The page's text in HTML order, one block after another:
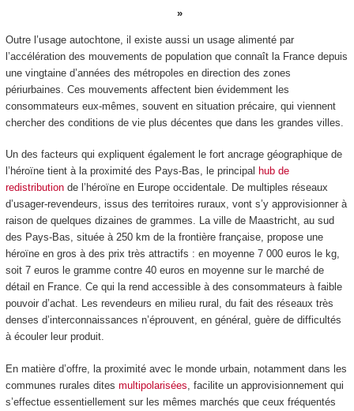
Outre l’usage autochtone, il existe aussi un usage alimenté par
l’accélération des mouvements de population que connaît la France depuis
une vingtaine d’années des métropoles en direction des zones
périurbaines. Ces mouvements affectent bien évidemment les
consommateurs eux-mêmes, souvent en situation précaire, qui viennent
chercher des conditions de vie plus décentes que dans les grandes villes.
Un des facteurs qui expliquent également le fort ancrage géographique de
l’héroïne tient à la proximité des Pays-Bas, le principal hub de
redistributionde l’héroïne en Europe occidentale. De multiples réseaux
d’usager-revendeurs, issus des territoires ruraux, vont s’y approvisionner à
raison de quelques dizaines de grammes. La ville de Maastricht, au sud
des Pays-Bas, située à 250 km de la frontière française, propose une
héroïne en gros à des prix très attractifs : en moyenne 7 000 euros le kg,
soit 7 euros le gramme contre 40 euros en moyenne sur le marché de
détail en France. Ce qui la rend accessible à des consommateurs à faible
pouvoir d’achat. Les revendeurs en milieu rural, du fait des réseaux très
denses d’interconnaissances n’éprouvent, en général, guère de difficultés
à écouler leur produit.
En matière d’offre, la proximité avec le monde urbain, notamment dans les
communes rurales dites multipolarisées , facilite un approvisionnement qui
s’effectue essentiellement sur les mêmes marchés que ceux fréquentés